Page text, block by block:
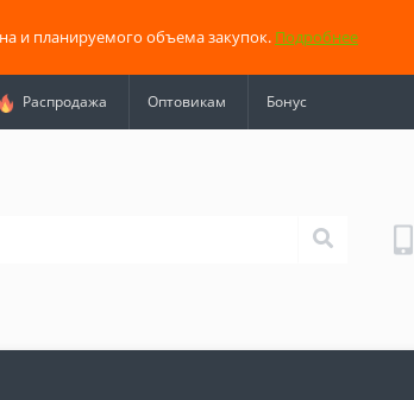
и планируемого объема закупок. Подробнее
Распродажа Оптовикам Бонус